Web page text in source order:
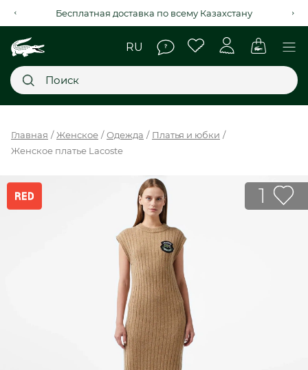
Рассрочка на 4 месяца через Kaspi Red+
НОВИНКИ
SALE
МЫ LACOSTE
Главная Женское Одежда
Платья и юбки
Женское платье Lacoste
1